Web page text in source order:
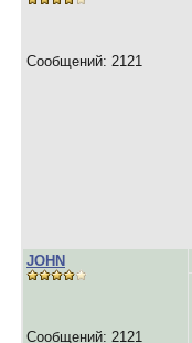
Сообщений: 2121
JOHN
Сообщений: 2121